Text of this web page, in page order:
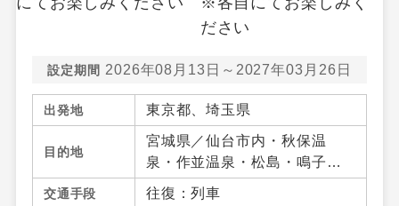
設定期間 2026年08月13日～2027年03月26日
出発地 東京都、埼玉県
目的地
宮城県／仙台市内・秋保温
泉・作並温泉・松島・鳴子温
泉郷・宮城蔵王・白石・笹
交通手段 往復：列車